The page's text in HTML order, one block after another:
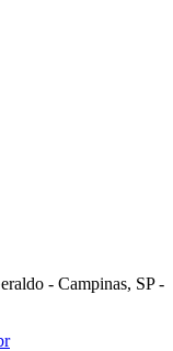
- Campinas, SP -